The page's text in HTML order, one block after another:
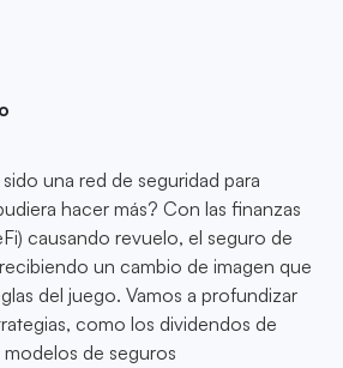
una red de seguridad para
hacer más? Con las finanzas
causando revuelo, el seguro de
un cambio de imagen que
del juego. Vamos a profundizar
como los dividendos de
de seguros